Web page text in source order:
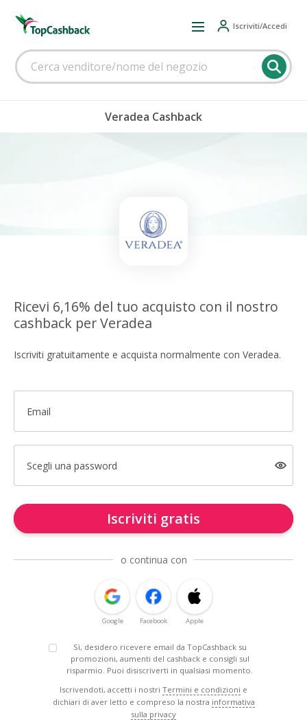
Iscriviti/Accedi
Veradea Cashback
Ricevi 6,16% del tuo acquisto con il nostro
cashback per Veradea
Iscriviti gratuitamente e acquista normalmente con Veradea.
Email
Scegli una password
Iscriviti gratis
o continua con
Google Facebook Apple
Sì, desidero ricevere email da TopCashback su
promozioni, aumenti del cashback e consigli sul
risparmio. Puoi disiscriverti in qualsiasi momento.
Iscrivendoti, accetti i nostri Termini e condizioni e
dichiari di aver letto e compreso la nostra informativa
sulla privacy